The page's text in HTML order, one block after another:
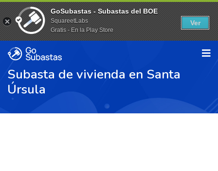
Subasta de vivienda en Santa
Úrsula
GoSubastas - Subastas del BOE
SquareetLabs
Gratis - En la Play Store
Ver